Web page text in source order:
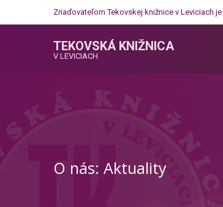
Zriaďovateľom Tekovskej knižnice v Leviciach je
TEKOVSKÁ KNIŽNICA
V LEVICIACH
O nás: Aktuality